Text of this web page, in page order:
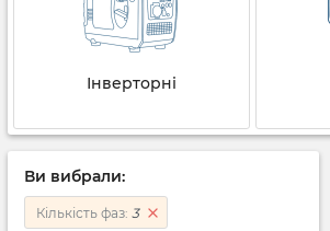
Інверторні
Ви вибрали:
Кількість фаз: 3